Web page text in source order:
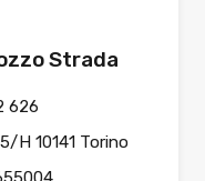
Strada
626
H 10141 Torino